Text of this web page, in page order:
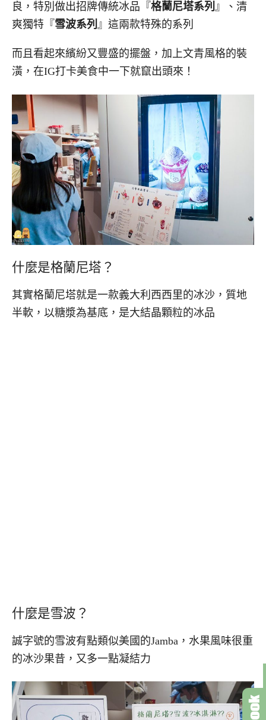
良，特別做出招牌傳統冰品『 格蘭尼塔系列 』、清
爽獨特『 雪波系列 』這兩款特殊的系列
而且看起來繽紛又豐盛的擺盤，加上文青風格的裝
潢，在IG打卡美食中一下就竄出頭來！
什麼是格蘭尼塔？
其實格蘭尼塔就是一款義大利西西里的冰沙，質地
半軟，以糖漿為基底，是大結晶顆粒的冰品
什麼是雪波？
誠字號的雪波有點類似美國的Jamba，水果風味很重
的冰沙果昔，又多一點凝結力